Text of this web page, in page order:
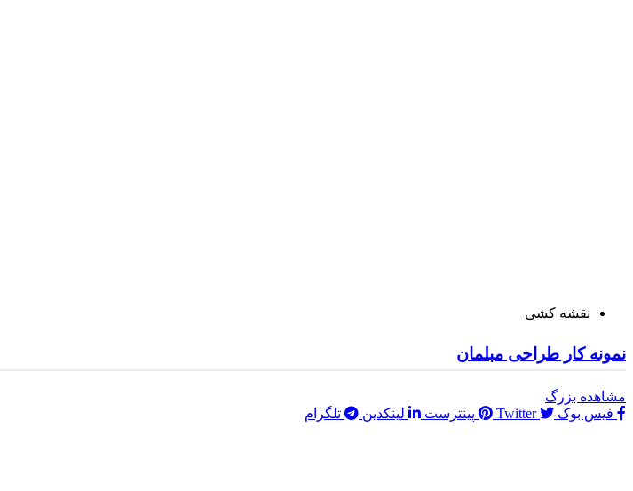
نقشه کشی
نمونه کار طراحی مبلمان
مشاهده بزرگ
فیس بوک
Twitter پینترست لینکدین تلگرام